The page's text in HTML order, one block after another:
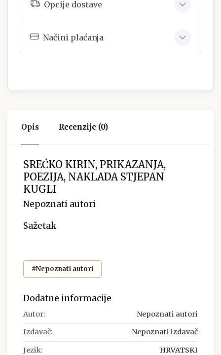
Opcije dostave
Načini plaćanja
Opis Recenzije (0)
SREĆKO KIRIN, PRIKAZANJA,
POEZIJA, NAKLADA STJEPAN
KUGLI
Nepoznati autori
Sažetak
#Nepoznati autori
Dodatne informacije
Autor: Nepoznati autori
Izdavač: Nepoznati izdavač
Jezik: HRVATSKI